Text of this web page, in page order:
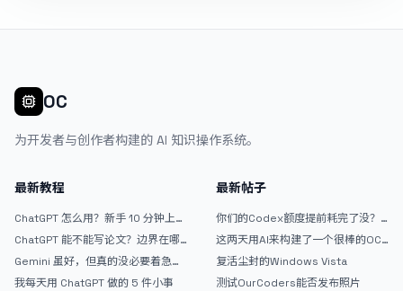
OC
为开发者与创作者构建的 AI 知识操作系统。
最新教程
ChatGPT 怎么用？新手 10 分钟上手
ChatGPT 能不能写论文？边界在哪
Gemini 虽好，但真的没必要着急放
弃 ChatGPT
我每天用 ChatGPT 做的 5 件小事
最新帖子
你们的Codex额度提前耗完了没？
戒断反应如何？
这两天用AI来构建了一个很棒的OC
论坛精华区
复活尘封的Windows Vista
测试OurCoders能否发布照片